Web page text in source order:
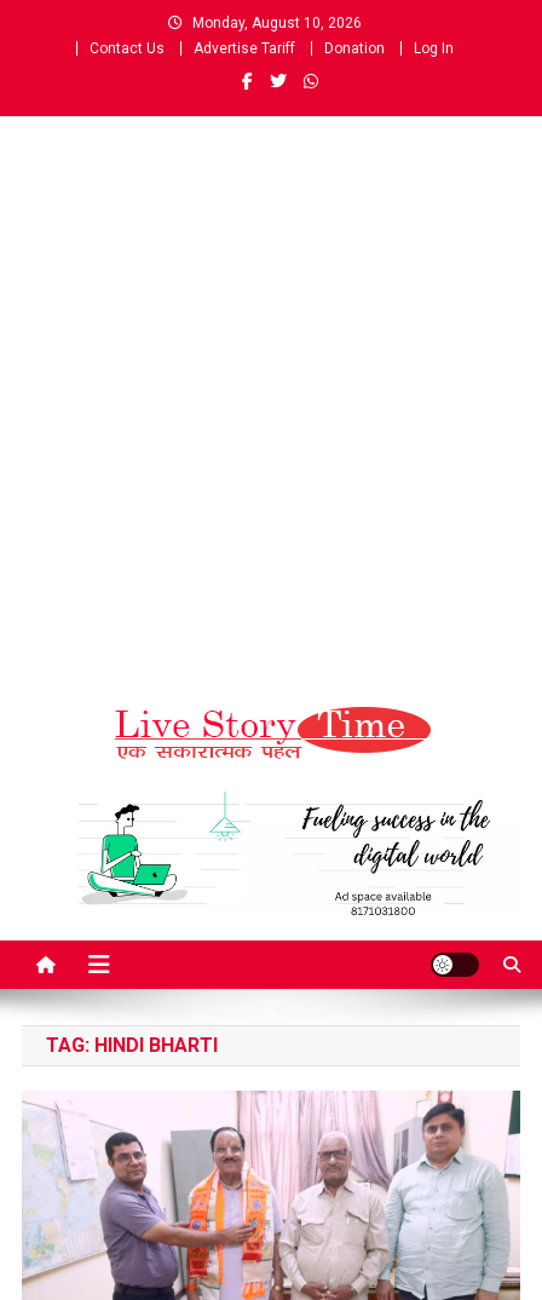
Monday, August 10, 2026
Contact Us
Advertise Tariff Donation Log In
Live Story Time
TAG: HINDI BHARTI